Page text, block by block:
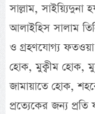
সাল্লাম, সাইয়্যিদুনা
আলাইহিস সালাম
ও গ্রহণযোগ্য
হোক, মুক্বীম হোক,
জামায়াতে হোক,
প্রত্যেকের জন্য